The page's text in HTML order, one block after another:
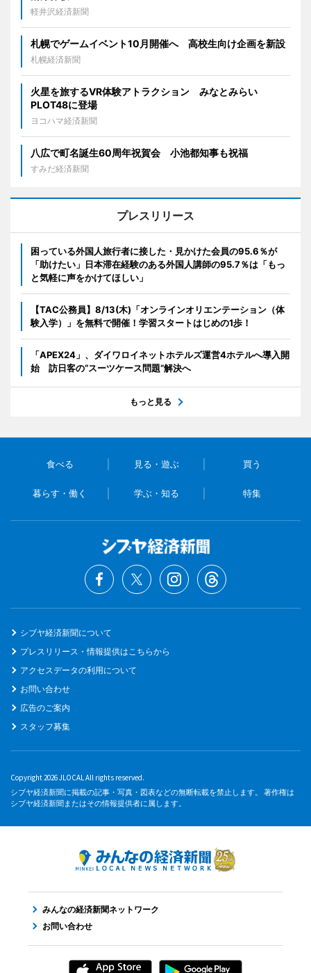
軽井沢経済新聞
札幌でゲームイベント10月開催へ 高校生向け企画を新設
札幌経済新聞
火星を旅するVR体験アトラクション みなとみらい
PLOT48に登場
ヨコハマ経済新聞
八広で町名誕生60周年祝賀会 小池都知事も祝福
すみだ経済新聞
プレスリリース
困っている外国人旅行者に接した・見かけた会員の95.6％が
「助けたい」日本滞在経験のある外国人講師の95.7％は「もっ
と気軽に声をかけてほしい」
【TAC公務員】8/13(木)「オンラインオリエンテーション（体
験入学）」を無料で開催！学習スタートはじめの1歩！
「APEX24」、ダイワロイネットホテルズ運営4ホテルへ導入開
始 訪日客の“スーツケース問題”解決へ
もっと見る
食べる 見る・遊ぶ 買う
暮らす・働く 学ぶ・知る 特集
シブヤ経済新聞について
プレスリリース・情報提供はこちらから
アクセスデータの利用について
お問い合わせ
広告のご案内
スタッフ募集
Copyright 2026 JLOCAL All rights reserved.
シブヤ経済新聞に掲載の記事・写真・図表などの無断転載を禁止します。 著作権は
シブヤ経済新聞またはその情報提供者に属します。
みんなの経済新聞ネットワーク
お問い合わせ